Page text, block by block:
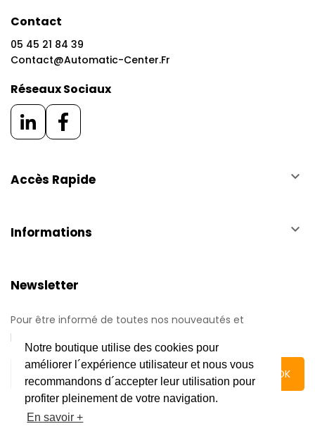
Notre boutique utilise des cookies pour
améliorer l´expérience utilisateur et nous vous
recommandons d´accepter leur utilisation pour
profiter pleinement de votre navigation.
En savoir +
Contact
05 45 21 84 39
Contact@automatic-Center.fr
Réseaux Sociaux
Accès Rapide keyboard_arrow_down
Informations keyboard_arrow_down
Newsletter
Pour être informé de toutes nos nouveautés et
promotions.